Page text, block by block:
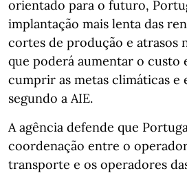
orientado para o futuro,
implantação mais lenta das
cortes de produção e atrasos
que poderá aumentar o custo
cumprir as metas climáticas e
segundo a AIE.
A agência defende que
coordenação entre o
transporte e os operadores